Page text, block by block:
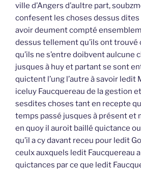
ville d’Angers d’aultre part,
confesent les choses dessus
avoir deument compté
dessus tellement qu’ils ont
qu’ils ne s’entre doibvent aulcune
jusques à huy et partant se sont
quictent l’ung l’autre à savoir ledit
iceluy Faucquereau de la gestion
sesdites choses tant en recepte
temps passé jusques à présent et
en quoy il auroit baillé quictance
qu’il a cy davant receu pour ledit
ceulx auxquels ledit Faucquereau
quictances par ce que ledit